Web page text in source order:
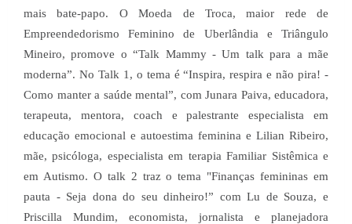
mais bate-papo. O Moeda de Troca, maior rede de
Empreendedorismo Feminino de Uberlândia e Triângulo
Mineiro, promove o “Talk Mammy - Um talk para a mãe
moderna”. No Talk 1, o tema é “Inspira, respira e não pira! -
Como manter a saúde mental”, com Junara Paiva, educadora,
terapeuta, mentora, coach e palestrante especialista em
educação emocional e autoestima feminina e Lilian Ribeiro,
mãe, psicóloga, especialista em terapia Familiar Sistêmica e
em Autismo. O talk 2 traz o tema "Finanças femininas em
pauta - Seja dona do seu dinheiro!” com Lu de Souza, e
Priscilla Mundim, economista, jornalista e planejadora